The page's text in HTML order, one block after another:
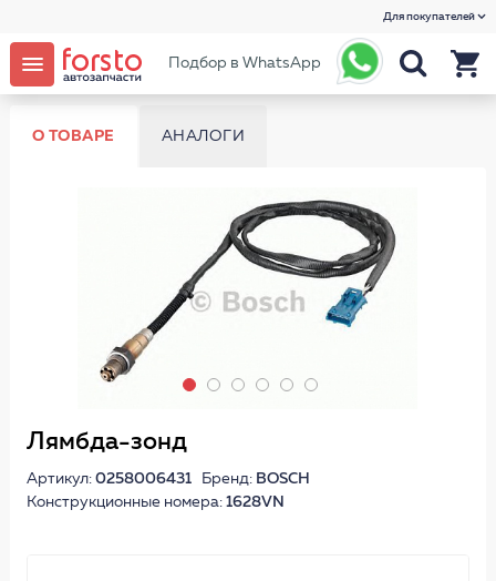
Для покупателей
Подбор в WhatsApp
О ТОВАРЕ АНАЛОГИ
Лямбда-зонд
Артикул: 0258006431Бренд: BOSCH
Конструкционные номера: 1628VN